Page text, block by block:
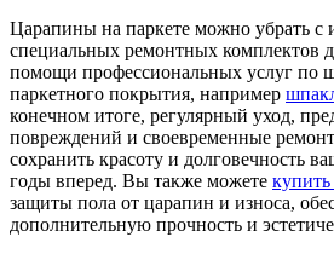
Царапины на паркете можно убрать с
специальных ремонтных комплектов
помощи профессиональных услуг по
паркетного покрытия, например
конечном итоге, регулярный уход,
повреждений и своевременные
сохранить красоту и долговечность
годы вперед. Вы также можете
защиты пола от царапин и износа,
дополнительную прочность и